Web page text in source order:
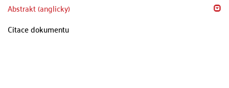
Abstrakt (anglicky)
Citace dokumentu